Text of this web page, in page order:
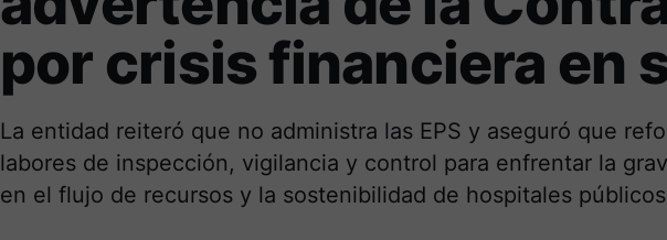
por crisis financiera en
La entidad reiteró que no administra las EPS y aseguró que
labores de inspección, vigilancia y control para enfrentar la
en el flujo de recursos y la sostenibilidad de hospitales